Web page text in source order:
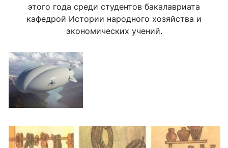
этого года среди студентов бакалавриата
кафедрой Истории народного хозяйства и
экономических учений.